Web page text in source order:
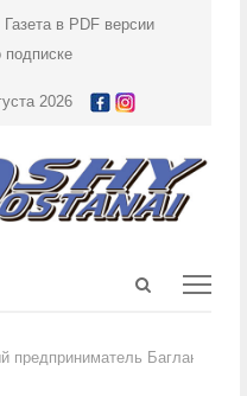
Газета в PDF версии
подписке
2026
Open
предприниматель Баглан